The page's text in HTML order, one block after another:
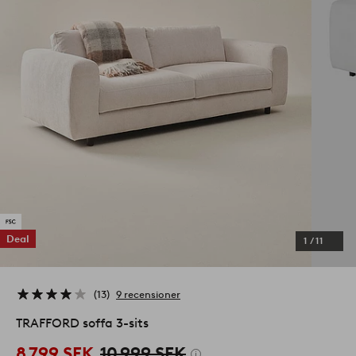
Deal 1 /11
13 9 recensioner
TRAFFORD soffa 3-sits